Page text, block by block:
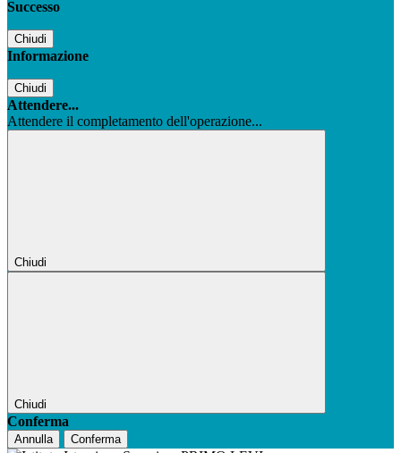
Successo
Chiudi
Informazione
Chiudi
Attendere...
Attendere il completamento dell'operazione...
Chiudi
Chiudi
Conferma
Annulla Conferma